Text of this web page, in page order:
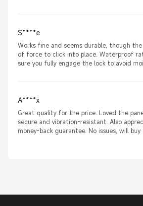
S****e
Works fine and seems durable, though
of force to click into place. Waterproof
sure you fully engage the lock to avoid
A****x
Great quality for the price. Loved the
secure and vibration-resistant. Also
money-back guarantee. No issues, will buy